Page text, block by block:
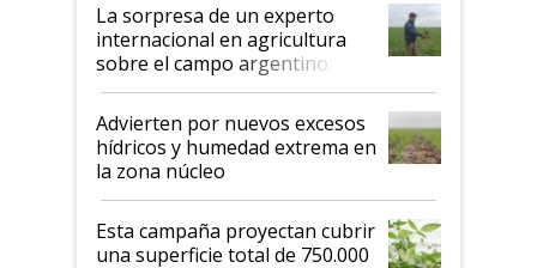
La sorpresa de un experto
internacional en agricultura
sobre el campo argentino:
"Estoy muy impresionado"
Advierten por nuevos excesos
hídricos y humedad extrema en
la zona núcleo
Esta campaña proyectan cubrir
una superficie total de 750.000